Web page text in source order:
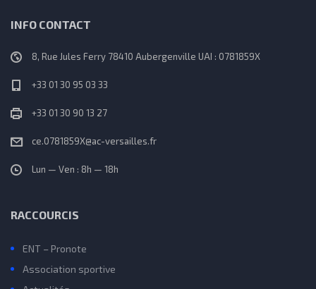
INFO CONTACT
8, Rue Jules Ferry 78410 Aubergenville UAI : 0781859X
+33 01 30 95 03 33
+33 01 30 90 13 27
ce.0781859X@ac-versailles.fr
Lun — Ven : 8h — 18h
RACCOURCIS
ENT – Pronote
Association sportive